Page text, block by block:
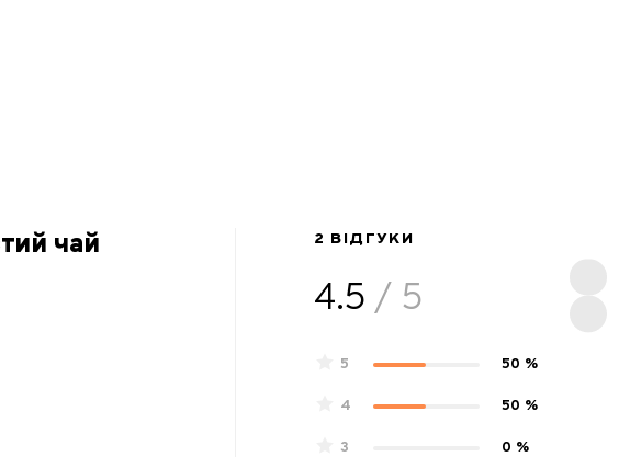
чай 2 ВІДГУКИ
4.5 / 5
5 50 %
4 50 %
3 0 %